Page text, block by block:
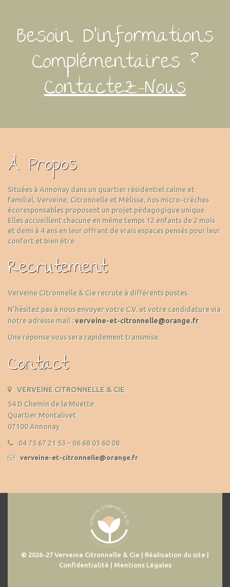
Besoin D’informations
Complémentaires ?
Contactez-Nous
À Propos
Situées à Annonay dans un quartier résidentiel calme et
familial, Verveine, Citronnelle et Mélisse, nos micro-crèches
écoresponsables proposent un projet pédagogique unique.
Elles accueillent chacune en même temps 12 enfants de 2 mois
et demi à 4 ans en leur offrant de vrais espaces pensés pour leur
confort et bien être.
Recrutement
Verveine Citronnelle & Cie recrute à différents postes.
N’hésitez pas à nous envoyer votre C.V. et votre candidature via
notre adresse mail :verveine-et-citronnelle@orange.fr
Une réponse vous sera rapidement transmise.
Contact
VERVEINE CITRONNELLE & CIE
54 D Chemin de la Muette
Quartier Montalivet
07100 Annonay
04 75 67 21 53 – 06 68 03 60 08
verveine-et-citronnelle@orange.fr
© 2026-27 Verveine Citronnelle & Cie | Réalisation du site |
Confidentialité | Mentions Légales